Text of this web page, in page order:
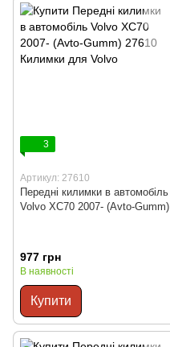
3
Артикул: 27610
Передні килимки в автомобіль
Volvo XC70 2007- (Avto-Gumm)
977 грн
В наявності
Купити